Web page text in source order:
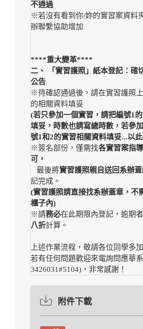
不通過
※若沒有看到你/妳的實習案資料
辦聯繫協助增加
****重大變革****
二、 「實習護照」紙本登記： 確
公告
※待確認通過後，請在實習護照
的相關資料填妥
(若只參加一個實習，請把編號1
填妥，時數也請寫總時數，若參
號1和2的實習相關資料填妥...以
※簽名部份，僅需找各實習案指
可，
最後將實習護照親自送回系辦
記完成。
(實習護照請直接找系辦蓋章，不
櫃子內)
※請務必在此期限內登記，逾期
八折計算。
上述作業流程，敬請各位同學多
若有任何問題歡迎來電詢問應華
3426031#5104)，非常感謝！
附件下載